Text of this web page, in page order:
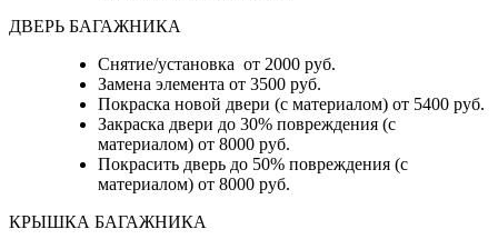
ДВЕРЬ БАГАЖНИКА
Снятие/установка от 2000 руб.
Замена элемента от 3500 руб.
Покраска новой двери (с материалом) от 5400 руб.
Закраска двери до 30% повреждения (с
материалом) от 8000 руб.
Покрасить дверь до 50% повреждения (с
материалом) от 8000 руб.
КРЫШКА БАГАЖНИКА